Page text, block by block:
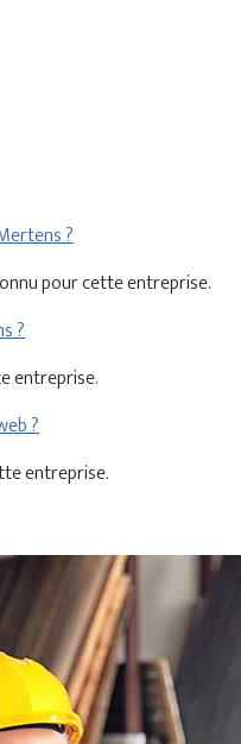
?
pour cette entreprise.
?
entreprise.
?
entreprise.